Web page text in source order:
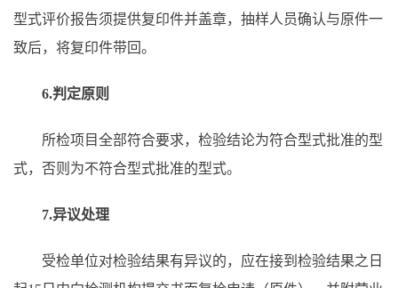
型式评价报告须提供复印件并盖章，抽样人员确认与原件一
致后，将复印件带回。
6.判定原则
所检项目全部符合要求，检验结论为符合型式批准的型
式，否则为不符合型式批准的型式。
7.异议处理
受检单位对检验结果有异议的，应在接到检验结果之日